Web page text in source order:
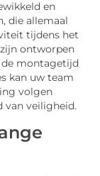
en
die allemaal
tijdens het
ontworpen
montagetijd
kan uw team
volgen
van veiligheid.